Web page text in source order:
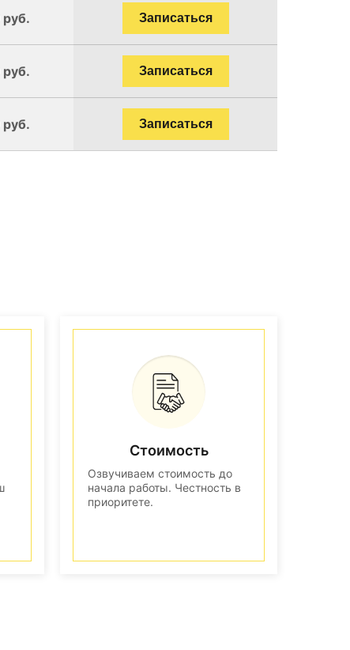
руб. Записаться
руб. Записаться
руб. Записаться
Стоимость
Озвучиваем стоимость до
начала работы. Честность в
приоритете.